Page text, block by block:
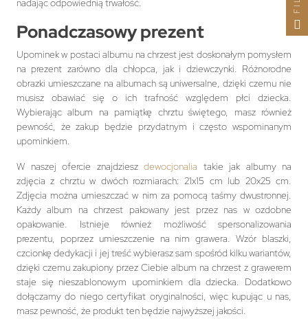
nadając odpowiednią trwałość.
Ponadczasowy prezent
Upominek w postaci albumu na chrzest jest doskonałym pomysłem
na prezent zarówno dla chłopca, jak i dziewczynki. Różnorodne
obrazki umieszczane na albumach są uniwersalne, dzięki czemu nie
musisz obawiać się o ich trafność względem płci dziecka.
Wybierając album na pamiątkę chrztu świętego, masz również
pewność, że zakup będzie przydatnym i często wspominanym
upominkiem.
W naszej ofercie znajdziesz dewocjonalia takie jak albumy na
zdjęcia z chrztu w dwóch rozmiarach: 21x15 cm lub 20x25 cm.
Zdjęcia można umieszczać w nim za pomocą taśmy dwustronnej.
Każdy album na chrzest pakowany jest przez nas w ozdobne
opakowanie. Istnieje również możliwość spersonalizowania
prezentu, poprzez umieszczenie na nim grawera. Wzór blaszki,
czcionkę dedykacji i jej treść wybierasz sam spośród kilku wariantów,
dzięki czemu zakupiony przez Ciebie album na chrzest z grawerem
staje się nieszablonowym upominkiem dla dziecka. Dodatkowo
dołączamy do niego certyfikat oryginalności, więc kupując u nas,
masz pewność, że produkt ten będzie najwyższej jakości.